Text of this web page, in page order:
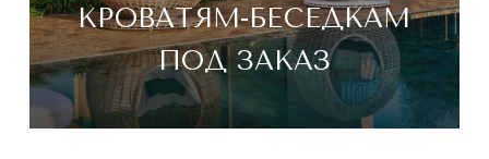
КРОВАТЯМ-БЕСЕДКАМ
ПОД ЗАКАЗ